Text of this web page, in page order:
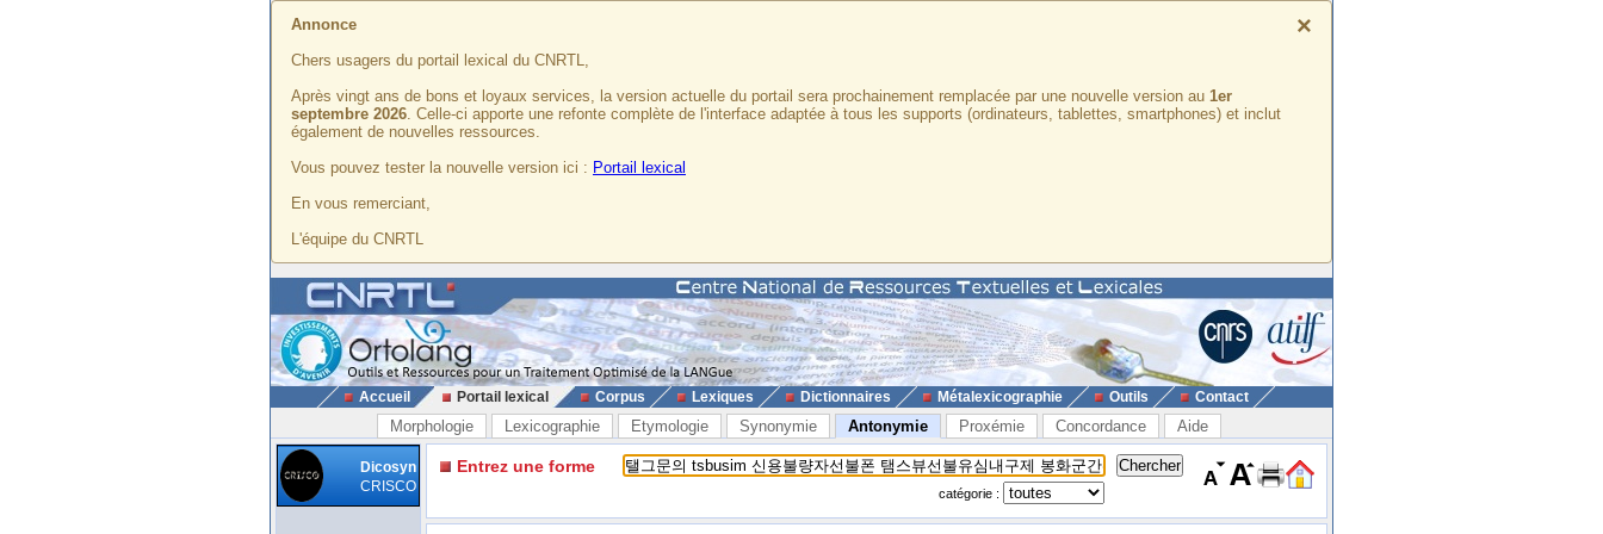
×
Annonce
Chers usagers du portail lexical du CNRTL,
Après vingt ans de bons et loyaux services, la version actuelle du portail sera prochainement remplacée par une nouvelle version au 1er
septembre 2026. Celle-ci apporte une refonte complète de l'interface adaptée à tous les supports (ordinateurs, tablettes, smartphones) et inclut
également de nouvelles ressources.
Vous pouvez tester la nouvelle version ici : Portail lexical
En vous remerciant,
L'équipe du CNRTL
Accueil Portail lexical Corpus Lexiques Dictionnaires Métalexicographie Outils Contact
Morphologie Lexicographie Etymologie Synonymie Antonymie Proxémie Concordance Aide
Dicosyn
CRISCO
Entrez une forme
catégorie :